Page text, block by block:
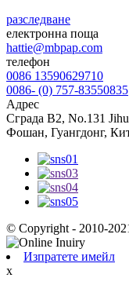
разследване
електронна поща
hattie@mbpap.com
телефон
0086 13590629710
0086- (0) 757-83550835
Адрес
Сграда B2, No.131
Фошан, Гуангдонг,
© Copyright - 2010-
Изпратете имейл
x